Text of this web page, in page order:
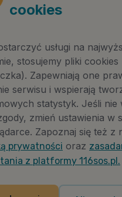
jest finansowana z
Nazwa zadania
kryzysie – platforma wiedzy i
Wartość projektu: 18 884
cookies
usługi na
stosujemy pliki cookies
Zapewniają one
serwisu i wspierają
statystyk. Jeśli nie
zmień ustawienia w
Zapoznaj się też z
prywatności oraz
z platformy 116sos.pl.